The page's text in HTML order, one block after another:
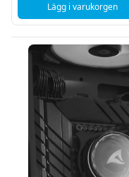
Lägg i varukorgen
, Apple